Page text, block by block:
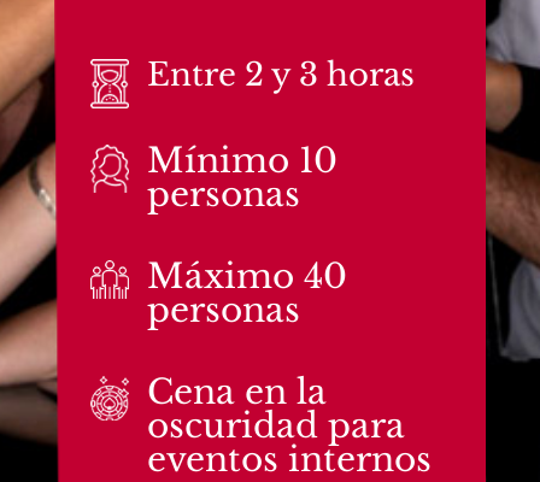
Entre 2 y 3 horas
Mínimo 10
personas
Máximo 40
personas
Cena en la
oscuridad para
eventos internos